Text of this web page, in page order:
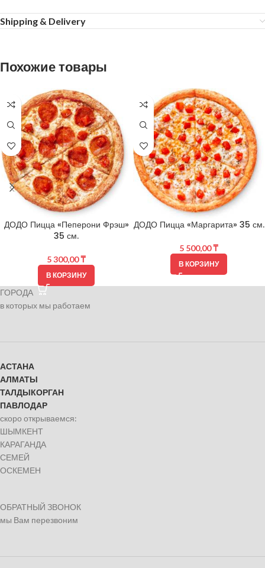
Shipping & Delivery
Похожие товары
ДОДО Пицца «Пеперони Фрэш»
35 см.
5 300,00₸
В КОРЗИНУ
ДОДО Пицца «Маргарита» 35 см.
5 500,00₸
В КОРЗИНУ
ГОРОДА
в которых мы работаем
АСТАНА
АЛМАТЫ
ТАЛДЫКОРГАН
ПАВЛОДАР
скоро открываемся:
ШЫМКЕНТ
КАРАГАНДА
СЕМЕЙ
ОСКЕМЕН
ОБРАТНЫЙ ЗВОНОК
мы Вам перезвоним